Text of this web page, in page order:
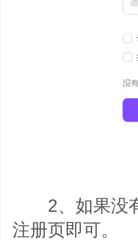
2、如果没有
注册页即可。